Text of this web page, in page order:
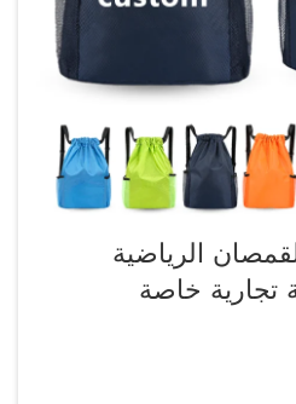
الرياضية
تجارية خاصة